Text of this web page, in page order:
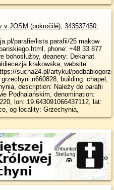
v JOSM (pokročilé), 343537450,
parafie/lista parafii/25 makow
phone: +48 33 877
bohoslužby, deanery: Dekanat
krakowska, website:
sucha24.pl/artykul/podbabiogorze
n660828, building: chapel,
description: Należy do parafii
Podhalańskim, denomination:
lon: 19.643091066437112, lat:
og locality: Grzechynia,